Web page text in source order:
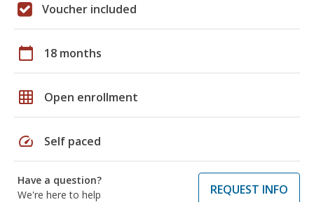
Voucher included
calendar_today 18 months
grid_on Open enrollment
speed Self paced
Have a question?
We're here to help
REQUEST INFO